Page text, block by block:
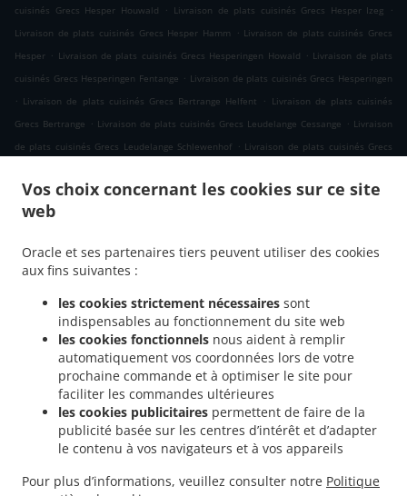
Vos choix concernant les cookies sur ce site
web
Oracle et ses partenaires tiers peuvent utiliser des cookies
aux fins suivantes :
les cookies strictement nécessaires sont
indispensables au fonctionnement du site web
les cookies fonctionnels nous aident à remplir
automatiquement vos coordonnées lors de votre
prochaine commande et à optimiser le site pour
faciliter les commandes ultérieures
les cookies publicitaires permettent de faire de la
publicité basée sur les centres d’intérêt et d’adapter
le contenu à vos navigateurs et à vos appareils
Pour plus d’informations, veuillez consulter notre Politique
cuisinés Grecs Hesper Houwald
. Livraison de plats cuisinés Grecs Hesper Izeg
.
Livraison de plats cuisinés Grecs Hesper Hamm
. Livraison de plats cuisinés Grecs
Hesper . Livraison de plats cuisinés Grecs Hesperingen Howald . Livraison de plats
cuisinés Grecs Hesperingen Fentange . Livraison de plats cuisinés Grecs Hesperingen
. Livraison de plats cuisinés Grecs Bertrange Helfent . Livraison de plats cuisinés
Grecs Bertrange . Livraison de plats cuisinés Grecs Leudelange Cessange . Livraison
de plats cuisinés Grecs Leudelange Schlewenhof . Livraison de plats cuisinés Grecs
cuisinés Grecs Bartringen . Livraison de plats cuisinés Grecs Bridel . Livraison de
plats cuisinés Grecs Itzig
Leideleng . Livraison de plats cuisinés Grecs Leudelingen . Livraison de plats cuisinés
cuisinés Grecs Kopstal Rollengergronn . Livraison de plats cuisinés Grecs Kopstal
Livraison de plats cuisinés Grecs Kopstal . Livraison de plats cuisinés Grecs
Koplescht Briddel
. Livraison de plats cuisinés Grecs Koplescht .
Livraison de plats
cuisinés Grecs Bereldange . Livraison de plats cuisinés Grecs Walfer . Livraison de
plats cuisinés Grecs Walferdange Bereldange . Livraison de plats cuisinés Grecs
Walferdange Beggen . Livraison de plats cuisinés Grecs Walferdange Dommeldange
Livraison de plats cuisinés Grecs Walferdange
.
Livraison de plats cuisinés Grecs
Grecs L
. Livraison de plats cuisinés Grecs Nidderaanwen Neiduerf-Weimeschhaff